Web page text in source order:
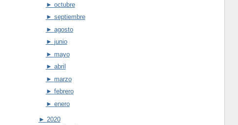
► octubre
► septiembre
► agosto
► junio
► mayo
► abril
► marzo
► febrero
► enero
► 2020